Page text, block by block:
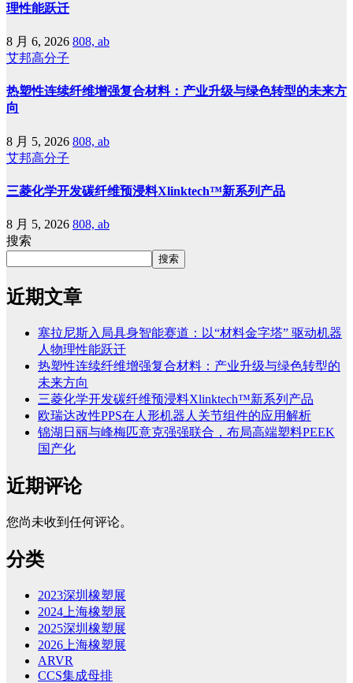
理性能跃迁
8 月 6, 2026 808, ab
艾邦高分子
热塑性连续纤维增强复合材料：产业升级与绿色转型的未来方
向
8 月 5, 2026 808, ab
艾邦高分子
三菱化学开发碳纤维预浸料Xlinktech™新系列产品
8 月 5, 2026 808, ab
搜索
搜索
近期文章
塞拉尼斯入局具身智能赛道：以“材料金字塔” 驱动机器
人物理性能跃迁
热塑性连续纤维增强复合材料：产业升级与绿色转型的
未来方向
三菱化学开发碳纤维预浸料Xlinktech™新系列产品
欧瑞达改性PPS在人形机器人关节组件的应用解析
锦湖日丽与峰梅匹意克强强联合，布局高端塑料PEEK
国产化
近期评论
您尚未收到任何评论。
分类
2023深圳橡塑展
2024上海橡塑展
2025深圳橡塑展
2026上海橡塑展
ARVR
CCS集成母排